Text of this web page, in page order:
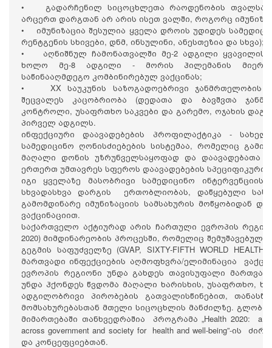
• გადარჩენილ სიცოცხლეთა რაოდენობის
არცერთ დარგთან არ არის ისეთ ვალში, როგორც
• იმუნიზაცია შესულია ყველა დროის უდიდეს
რენტგენის სხივები, დნმ, ინსულინი, ანესთეზია და სხვა);
• აღნიშნულ ჩამონათვალში მე-2 ადგილი ყვავილის
ხოლო მე-8 ადგილი - მორის ჰილემანის მიერ
საწინააღმდეგო კომბინირებულ ვაქცინას;
• XX საუკუნის საზოგადოებრივი ჯანმრთელობის
შეცვალეს კაცობრიობა (დედათა და ბავშვთა
კონტროლი, უსაფრთხო საკვები და გარემო, ოჯახის
პირველ ადგილს.
ინფექციური დაავადებების პროფილაქტიკა -
სამედიცინო ღონისძიებების სისტემაა, რომელიც
მაღალი დონის უზრუნველსაყოფად და დაავადებათა
ერთერთ უმთავრეს სფეროს დაავადებების სპეციფიკური
იგი ყველაზე მასობრივი სამედიცინო ინტერვენციის
სხვადასხვა დარგის ერთობლიობას, დაწყებული
გამომდინარე იმუნიზაციის სამსახურის მოწყობიდან
ვაქცინაციით.
საქართველო აქტიურად არის ჩართული ევროპის
2020) მიმდინარეობის პროცესში, რომელიც
გეგმის საფუძველზე (GVAP, SIXTY-FIFTH WORLD HEALTH
მართვადი ინფექციების აღმოფხვრა/ელიმინაცია
ევროპის რეგიონი უნდა გახდეს თავისუფალი
უნდა ჰქონდეს წვდომა მაღალი ხარისხის, უსაფრთხო,
ადგილობრივი პირობების გათვალისწინებით,
მომსახურებასთან მთელი სიცოცხლის მანძილზე.
მიმართებაში თანხვედრაშია პროგრამა „Health 2020: a
across government and society for health and well-being”-ის
და კონცეფციებთან.